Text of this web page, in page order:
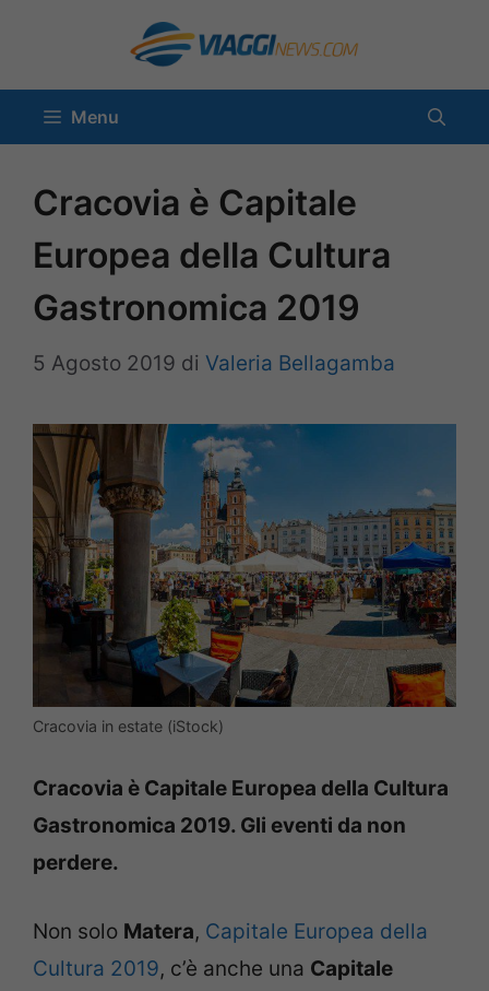
contenuto
Menu
Cracovia è Capitale
Europea della Cultura
Gastronomica 2019
5 Agosto 2019 di Valeria Bellagamba
Cracovia in estate (iStock)
Cracovia è Capitale Europea della Cultura
Gastronomica 2019. Gli eventi da non
perdere.
Non solo Matera, Capitale Europea della
Cultura 2019, c’è anche una Capitale